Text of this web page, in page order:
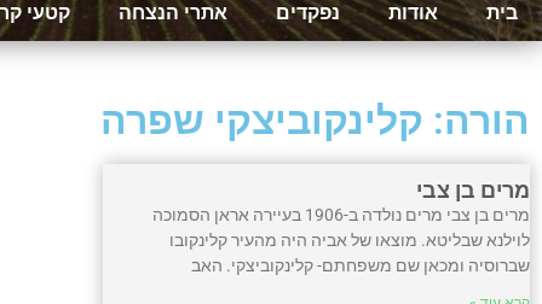
בית אודות נפקדים אתרי הנצחה קטעי
הורה: קלינקוביצקי שפרה
מרים בן צבי
מרים בן צבי מרים נולדה ב-1906 בעיירה אראן הסמוכה
לוילנא שבליטא. מוצאו של אביה היה מהעיר קלינקובו
שברוסיה ומכאן שם משפחתם- קלינקוביצקי. האב